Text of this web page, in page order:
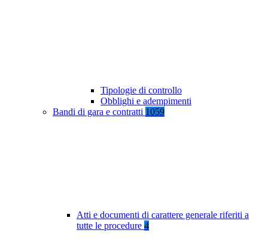
Tipologie di controllo
Obblighi e adempimenti
Bandi di gara e contratti 1059
Atti e documenti di carattere generale riferiti a
tutte le procedure 4